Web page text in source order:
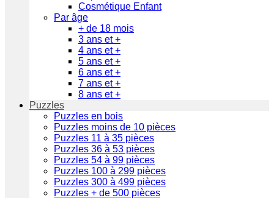
Cosmétique Enfant
Par âge
+ de 18 mois
3 ans et +
4 ans et +
5 ans et +
6 ans et +
7 ans et +
8 ans et +
Puzzles
Puzzles en bois
Puzzles moins de 10 pièces
Puzzles 11 à 35 pièces
Puzzles 36 à 53 pièces
Puzzles 54 à 99 pièces
Puzzles 100 à 299 pièces
Puzzles 300 à 499 pièces
Puzzles + de 500 pièces